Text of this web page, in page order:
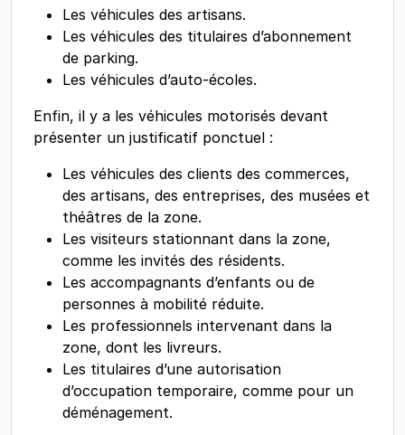
Les véhicules des artisans.
Les véhicules des titulaires d’abonnement
de parking.
Les véhicules d’auto-écoles.
Enfin, il y a les véhicules motorisés devant
présenter un justificatif ponctuel :
Les véhicules des clients des commerces,
des artisans, des entreprises, des musées et
théâtres de la zone.
Les visiteurs stationnant dans la zone,
comme les invités des résidents.
Les accompagnants d’enfants ou de
personnes à mobilité réduite.
Les professionnels intervenant dans la
zone, dont les livreurs.
Les titulaires d’une autorisation
d’occupation temporaire, comme pour un
déménagement.